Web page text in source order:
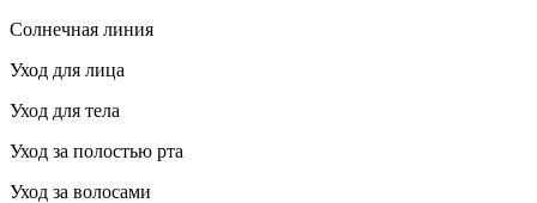
Солнечная линия
Уход для лица
Уход для тела
Уход за полостью рта
Уход за волосами